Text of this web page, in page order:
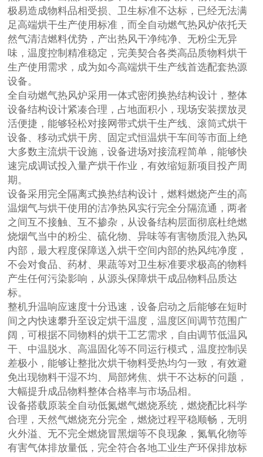
极易造成物料品相受损、卫生标准不达标，已经无法满
足高端烘干生产使用标准，而全自动燃气热风炉依托天
然气清洁燃料优势，产出热风干净纯净、无粉尘无异
味，温度控制精准稳定，完美契合各类高品质物料烘干
生产使用需求，成为如今高端烘干生产线首选配套热源
设备。
全自动燃气热风炉采用一体式密闭换热结构设计，整体
设备结构设计紧凑合理，占地面积小，现场安装摆放灵
活便捷，能够轻松对接网带式烘干生产线、滚筒式烘干
设备、移动式烘干房、固定式恒温烘干车间等市面上绝
大多数主流烘干设施，设备进场对接流程简单，能够快
速完成调试投入量产烘干作业，有效缩短新项目投产周
期。
设备采用完全隔离式换热结构设计，燃料燃烧产生的高
温烟气与烘干使用的洁净热风实行完全分隔流通，两者
之间互不接触、互不掺杂，从设备结构层面彻底杜绝燃
烧烟气当中的粉尘、硫化物、异味等有害物质混入热风
内部，最大程度保障送入烘干空间内部的热风纯净度，
不会对食品、药材、果蔬等对卫生标准要求极高的物料
产生任何污染影响，从源头保障烘干成品物料品质达
标。
整机升温响应速度十分迅速，设备启动之后能够在短时
间之内快速攀升至设定烘干温度，温度区间调节范围广
阔，可根据不同物料的烘干工艺需求，自由调节低温风
干、中温脱水、高温固化等不同运行模式，温度控制误
差极小，能够让整批次烘干物料受热均匀一致，有效避
免出现物料干湿不均、局部烤焦、烘干不达标的问题，
大幅提升成品物料整体合格率与市场品相。
设备搭载原装全自动低氮燃气燃烧系统，燃烧配比科学
合理，天然气燃烧充分完全，燃烧过程平稳顺畅，无明
火外溢、无不完全燃烧冒黑烟等不良现象，氮氧化物等
有害气体排放量低，完全符合各地工业生产环保排放标